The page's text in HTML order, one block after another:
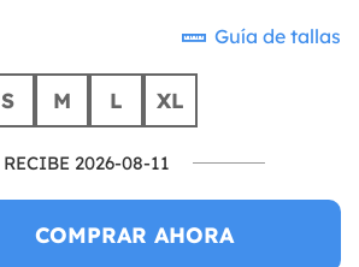
Guía de tallas
S M L XL
RECIBE 2026-08-11
COMPRAR AHORA